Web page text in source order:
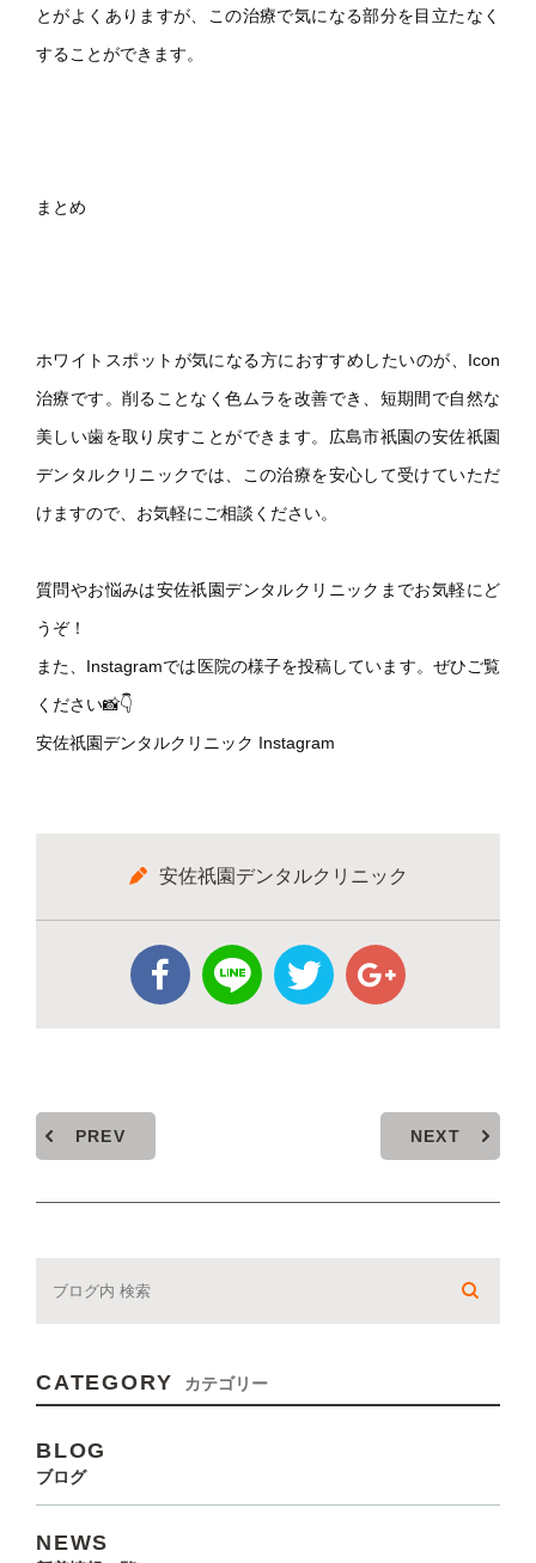
とがよくありますが、この治療で気になる部分を目立たなく
することができます。
まとめ
ホワイトスポットが気になる方におすすめしたいのが、Icon
治療です。削ることなく色ムラを改善でき、短期間で自然な
美しい歯を取り戻すことができます。広島市祇園の安佐祇園
デンタルクリニックでは、この治療を安心して受けていただ
けますので、お気軽にご相談ください。
質問やお悩みは安佐祇園デンタルクリニックまでお気軽にど
うぞ！
また、Instagramでは医院の様子を投稿しています。ぜひご覧
ください📸👇
安佐祇園デンタルクリニック Instagram
安佐祇園デンタルクリニック
PREV NEXT
CATEGORY カテゴリー
BLOG
ブログ
NEWS